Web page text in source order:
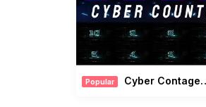
Popular Cyber Contagem Regressiva